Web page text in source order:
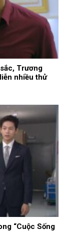
Trương
nhiều thử
“Cuộc Sống